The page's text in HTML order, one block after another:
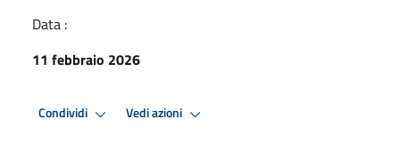
Data :
11 febbraio 2026
Condividi Vedi azioni